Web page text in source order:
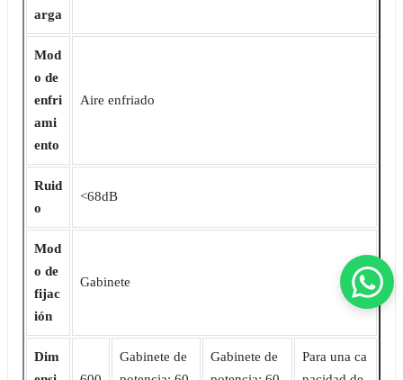
arga
Mod
o de
enfri
ami
ento
Aire enfriado
Ruid
o
<68dB
Mod
o de
fijac
ión
Gabinete
Dim
Gabinete de
Gabinete de
Para una ca